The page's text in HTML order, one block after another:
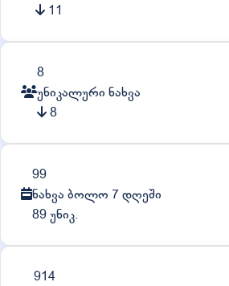
11
8
უნიკალური ნახვა
8
99
ნახვა ბოლო 7 დღეში
89 უნიკ.
914